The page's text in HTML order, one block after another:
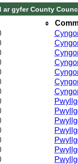
ar gyfer County